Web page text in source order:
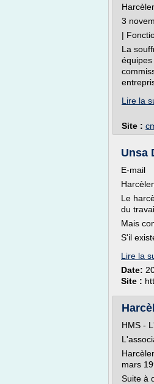
3
|
La
Lire la
Site :
Unsa
E-mail
Le
du
Mais
S'il
Lire la
Date:
Site :
HMS -
mars
Suite à